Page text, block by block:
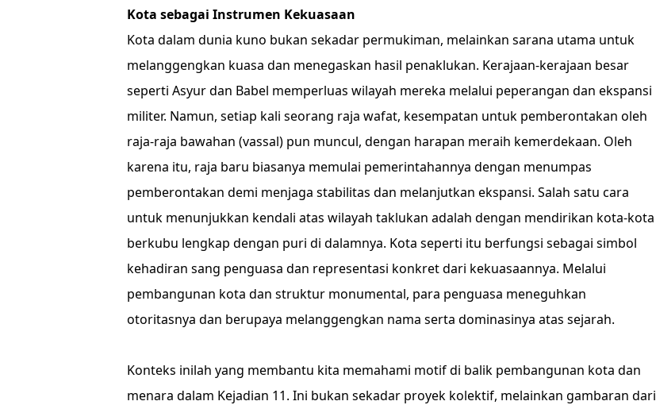
Kota sebagai Instrumen Kekuasaan
Kota dalam dunia kuno bukan sekadar permukiman, melainkan sarana utama untuk
melanggengkan kuasa dan menegaskan hasil penaklukan. Kerajaan-kerajaan besar
seperti Asyur dan Babel memperluas wilayah mereka melalui peperangan dan ekspansi
militer. Namun, setiap kali seorang raja wafat, kesempatan untuk pemberontakan oleh
raja-raja bawahan (vassal) pun muncul, dengan harapan meraih kemerdekaan. Oleh
karena itu, raja baru biasanya memulai pemerintahannya dengan menumpas
pemberontakan demi menjaga stabilitas dan melanjutkan ekspansi. Salah satu cara
untuk menunjukkan kendali atas wilayah taklukan adalah dengan mendirikan kota-kota
berkubu lengkap dengan puri di dalamnya. Kota seperti itu berfungsi sebagai simbol
kehadiran sang penguasa dan representasi konkret dari kekuasaannya. Melalui
pembangunan kota dan struktur monumental, para penguasa meneguhkan
otoritasnya dan berupaya melanggengkan nama serta dominasinya atas sejarah.
Konteks inilah yang membantu kita memahami motif di balik pembangunan kota dan
menara dalam Kejadian 11. Ini bukan sekadar proyek kolektif, melainkan gambaran dari